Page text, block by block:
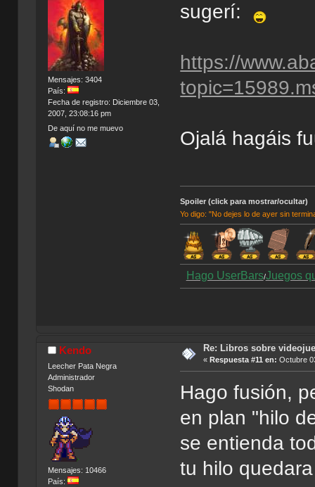
Mensajes: 3404
País:
Fecha de registro: Diciembre 03,
2007, 23:08:16 pm
De aquí no me muevo
sugerí:
https://
Ojalá hagáis
Spoiler (click para mostrar/ocultar)
Yo digo: "No dejes lo de ayer sin
Hago UserBars/Juegos
Kendo
Leecher Pata Negra
Administrador
Shodan
Mensajes: 10466
País:
Re: Libros sobre
« Respuesta #11 en: Octubre
Hago fusión,
en plan "hilo
se entienda
tu hilo